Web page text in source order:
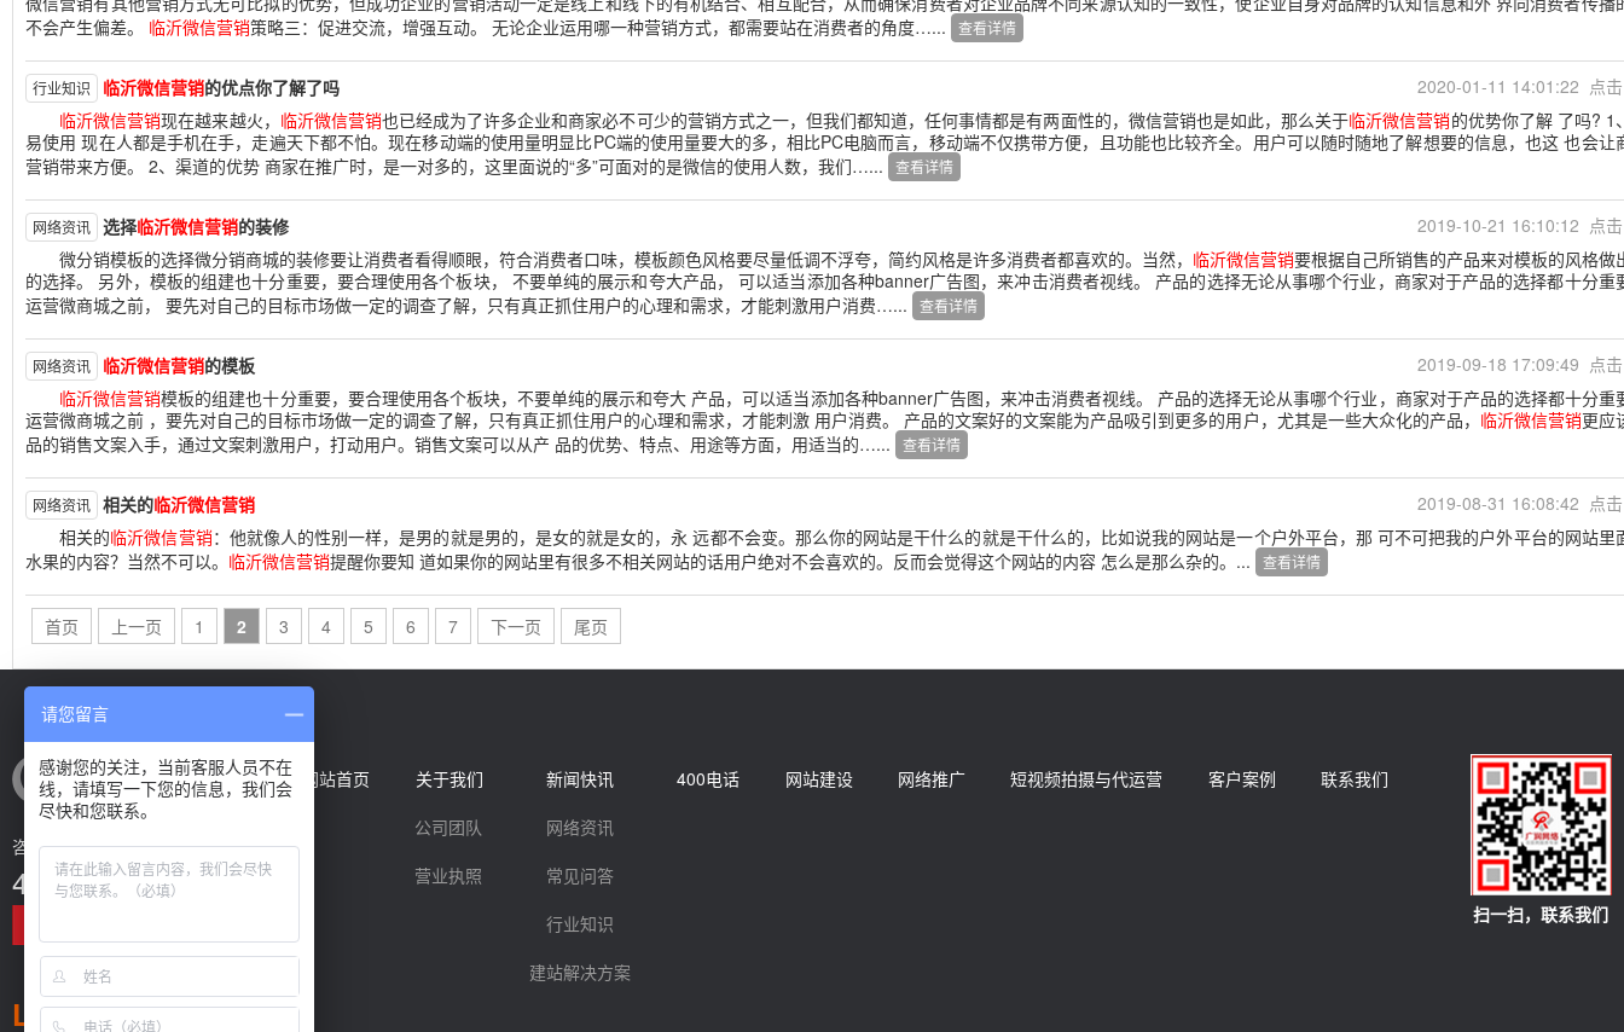
不会产生偏差。 临沂微信营销策略三：促进交流，增强互动。 无论企业运用哪一种营销方式，都需要站在消费者的角度…... 查看详情
行业知识 临沂微信营销的优点你了解了吗
2020-01-11 14:01:22 点
临沂微信营销现在越来越火， 临沂微信营销也已经成为了许多企业和商家必不可少的营销方式之一，但我们都知道，任何事情都是有两面性的，微信营销也是如此，那么关于临沂微信营销的优势你了解 了吗? 1
易使用 现在人都是手机在手，走遍天下都不怕。现在移动端的使用量明显比PC端的使用量要大的多，相比PC电脑而言，移动端不仅携带方便，且功能也比较齐全。用户可以随时随地了解想要的信息，也这 也会让
营销带来方便。 2、渠道的优势 商家在推广时，是一对多的，这里面说的“多”可面对的是微信的使用人数，我们…...
查看详情
网络资讯 选择临沂微信营销的装修
2019-10-21 16:10:12 点
微分销模板的选择微分销商城的装修要让消费者看得顺眼，符合消费者口味，模板颜色风格要尽量低调不浮夸，简约风格是许多消费者都喜欢的。当然， 临沂微信营销要根据自己所销售的产品来对模板的风格做
的选择。 另外，模板的组建也十分重要，要合理使用各个板块， 不要单纯的展示和夸大产品， 可以适当添加各种banner广告图，来冲击消费者视线。 产品的选择无论从事哪个行业，商家对于产品的选择都十分重
运营微商城之前， 要先对自己的目标市场做一定的调查了解，只有真正抓住用户的心理和需求，才能刺激用户消费…...
查看详情
网络资讯 临沂微信营销的模板
2019-09-18 17:09:49 点
临沂微信营销模板的组建也十分重要，要合理使用各个板块，不要单纯的展示和夸大 产品，可以适当添加各种banner广告图，来冲击消费者视线。 产品的选择无论从事哪个行业，商家对于产品的选择都十分重
运营微商城之前 ，要先对自己的目标市场做一定的调查了解，只有真正抓住用户的心理和需求，才能刺激 用户消费。 产品的文案好的文案能为产品吸引到更多的用户，尤其是一些大众化的产品， 临沂微信营销更应
品的销售文案入手，通过文案刺激用户，打动用户。销售文案可以从产 品的优势、特点、用途等方面，用适当的…...
查看详情
网络资讯 相关的临沂微信营销
2019-08-31 16:08:42 点
相关的临沂微信营销：他就像人的性别一样，是男的就是男的，是女的就是女的，永 远都不会变。那么你的网站是干什么的就是干什么的，比如说我的网站是一个户外平台，那 可不可把我的户外平台的网站里
水果的内容？当然不可以。 临沂微信营销提醒你要知 道如果你的网站里有很多不相关网站的话用户绝对不会喜欢的。反而会觉得这个网站的内容 怎么是那么杂的。... 查看详情
首页 上一页 1 2 3 4 5 6 7 下一页 尾页
咨询热线
400-0539-769
网站首页
关于我们
公司团队
营业执照
新闻快讯
网络资讯
常见问答
行业知识
建站解决方案
400电话 网站建设 网络推广 短视频拍摄与代运营 客户案例 联系我们
扫一扫，联系我们
LINKS
请您留言
感谢您的关注，当前客服人员不在
线，请填写一下您的信息，我们会
尽快和您联系。